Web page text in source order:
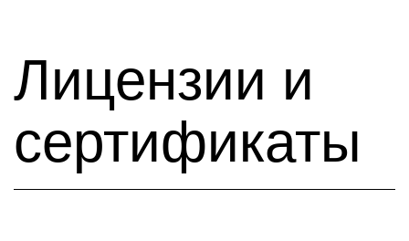
Лицензии и
сертификаты